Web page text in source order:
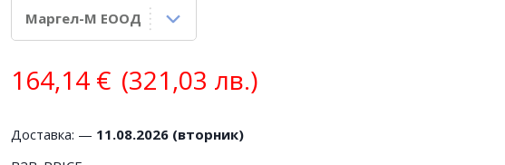
164,14 € (321,03 лв.)
Доставка: — 11.08.2026 (вторник)